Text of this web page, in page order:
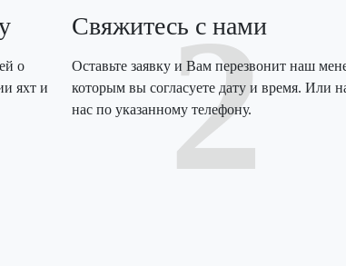
о
яхт и
2
Свяжитесь с нами
Оставьте заявку и Вам перезвонит наш
которым вы согласуете дату и время. Или
нас по указанному телефону.